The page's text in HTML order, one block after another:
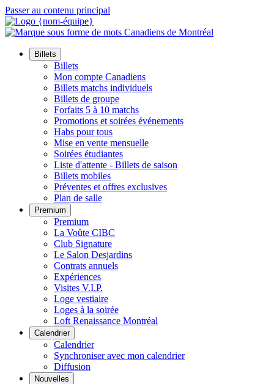
Passer au contenu principal
Billets
Billets
Mon compte Canadiens
Billets matchs individuels
Billets de groupe
Forfaits 5 à 10 matchs
Promotions et soirées événements
Habs pour tous
Mise en vente mensuelle
Soirées étudiantes
Liste d'attente - Billets de saison
Billets mobiles
Préventes et offres exclusives
Plan de salle
Premium
Premium
La Voûte CIBC
Club Signature
Le Salon Desjardins
Contrats annuels
Expériences
Visites V.I.P.
Loge vestiaire
Loges à la soirée
Loft Renaissance Montréal
Calendrier
Calendrier
Synchroniser avec mon calendrier
Diffusion
Nouvelles